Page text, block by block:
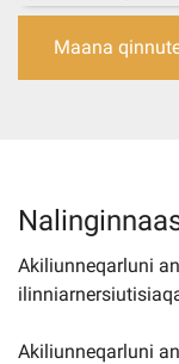
Pilersaarutinut
Maana
Akiliunneqarluni
Akiliunneqarluni